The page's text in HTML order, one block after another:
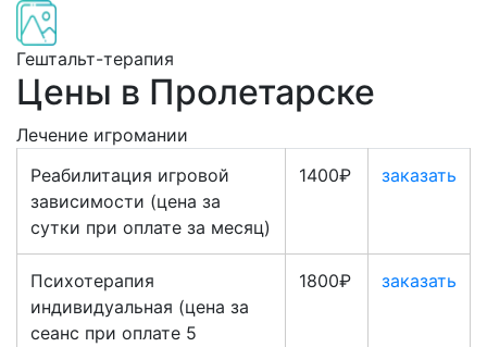
Гештальт-терапия
Цены в Пролетарске
Лечение игромании
Реабилитация игровой
зависимости (цена за
сутки при оплате за месяц)
1400₽ заказать
Психотерапия
индивидуальная (цена за
сеанс при оплате 5
1800₽ заказать